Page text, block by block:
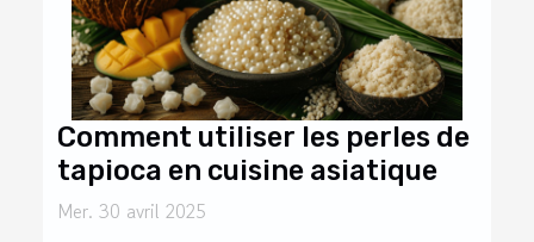
Comment utiliser les perles de
tapioca en cuisine asiatique
Mer. 30 avril 2025